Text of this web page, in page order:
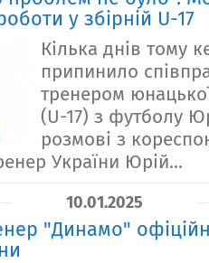
у збірній U-17
Кілька днів тому
припинило
тренером
(U-17) з футболу
розмові з
України Юрій...
10.01.2025
"Динамо"